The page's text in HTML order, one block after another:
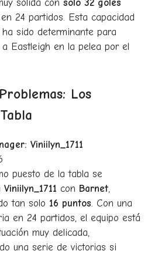
sólida con solo 32 goles
en 24 partidos. Esta capacidad
ha sido determinante para
Eastleigh en la pelea por el
Los
Viniilyn_1711
puesto de la tabla se
Viniilyn_1711 con Barnet,
tan solo 16 puntos. Con una
en 24 partidos, el equipo está
muy delicada,
una serie de victorias si